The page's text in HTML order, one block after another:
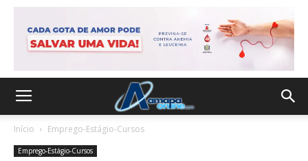
Início Emprego-Estágio-Cursos
Emprego-Estágio-Cursos